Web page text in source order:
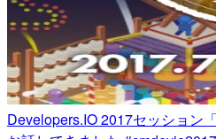
Developers.IO 2017セッション